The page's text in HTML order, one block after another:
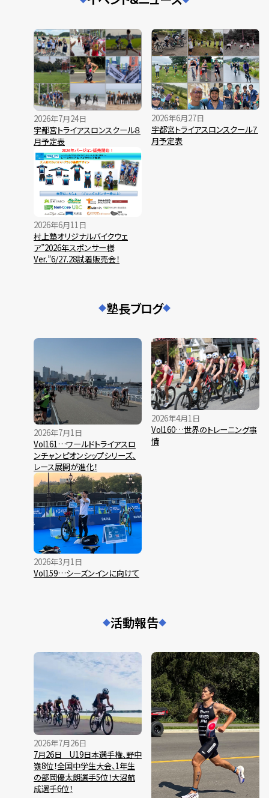
宇都宮トライアスロンスクール８
月予定表
2026年7月24日
宇都宮トライアスロンスクール７
月予定表
2026年6月27日
村上塾オリジナルバイクウェ
ア”2026年スポンサー様
Ver.”6/27.28試着販売会！
2026年6月11日
◆塾長ブログ◆
Vol161…ワールドトライアスロ
ンチャンピオンシップシリーズ、
レース展開が進化！
2026年7月1日
Vol160…世界のトレーニング事
情
2026年4月1日
Vol159…シーズンインに向けて
2026年3月1日
◆活動報告◆
7月26日 U19日本選手権、野中
嶺8位！全国中学生大会、1年生
の部岡優太朗選手5位！大沼航
成選手6位！
2026年7月26日